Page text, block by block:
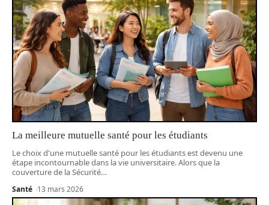
La meilleure mutuelle santé pour les étudiants
Le choix d'une mutuelle santé pour les étudiants est devenu une
étape incontournable dans la vie universitaire. Alors que la
couverture de la Sécurité…
Santé 13 mars 2026